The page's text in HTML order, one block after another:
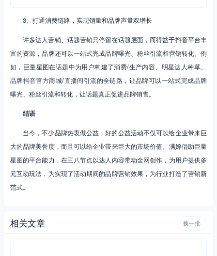
3、打通消费链路，实现销量和品牌声量双增长
许多达人营销、话题营销只停留在话题层面，而得益于抖音平台丰
富的资源，品牌还可以一站式完成品牌曝光、粉丝引流和营销转化。例
如，巨量星图在话题中为用户构建了消费/生产内容、明星达人种草、
品牌抖音官方商城/直播间引流的全链路，让品牌可以一站式完成品牌
曝光、粉丝引流和转化，让话题真正促进品牌销售。
结语
当今，不少品牌热衷做公益，好的公益活动不仅可以给企业带来巨
大的品牌美誉度，而且可以给企业带来巨大的市场价值。满婷借助巨量
星图的平台能力，在三八节点以达人内容带动全网创作，为用户提供多
元互动玩法，为实现了活动期间的品牌营销效果，为行业打造了营销新
范式。
相关文章 换一批